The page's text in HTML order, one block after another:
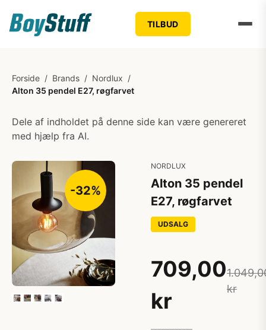
TILBUD
Forside / Brands / Nordlux /
Alton 35 pendel E27, røgfarvet
Dele af indholdet på denne side kan være genereret
med hjælp fra AI.
-32%
NORDLUX
Alton 35 pendel
E27, røgfarvet
UDSALG
709,00
kr
kr